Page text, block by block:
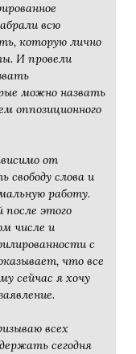
всю
которую лично
И провели
можно назвать
оппозиционного
от
свободу слова и
работу.
этого
числе и
с
что все
сейчас я хочу
всех
сегодня